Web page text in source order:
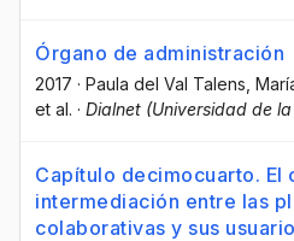
Órgano de administración
2017 · Paula del Val Talens ,
et al. · Dialnet (Universidad de la
Capítulo decimocuarto. El
intermediación entre las
colaborativas y sus